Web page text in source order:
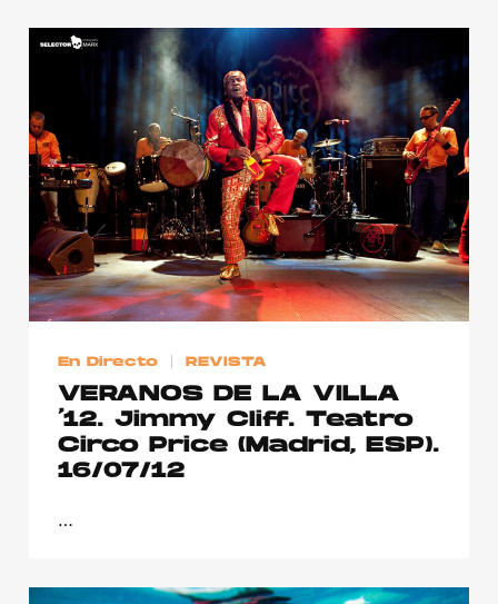
En Directo REVISTA
VERANOS DE LA VILLA
’12. Jimmy Cliff. Teatro
Circo Price (Madrid, ESP).
16/07/12
…